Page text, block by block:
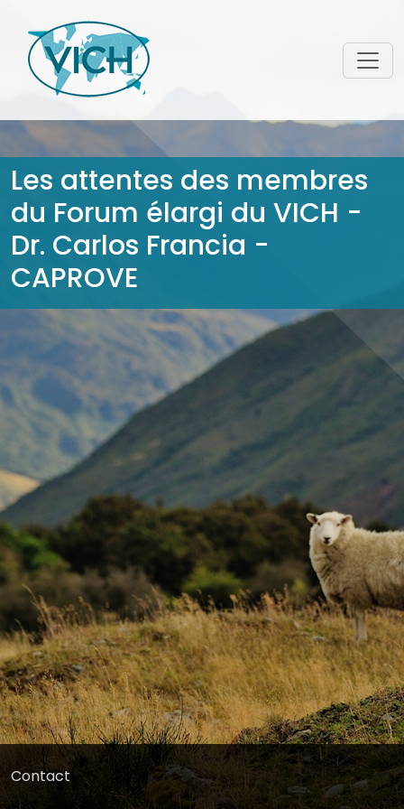
Les attentes des membres
du Forum élargi du VICH -
Dr. Carlos Francia -
CAPROVE
Contact